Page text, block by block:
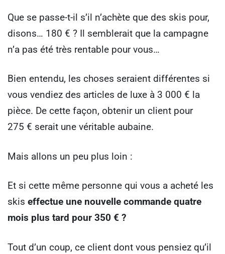
Que se passe-t-il s’il n’achète que des skis pour,
disons… 180 € ? Il semblerait que la campagne
n’a pas été très rentable pour vous…
Bien entendu, les choses seraient différentes si
vous vendiez des articles de luxe à 3 000 € la
pièce. De cette façon, obtenir un client pour
275 € serait une véritable aubaine.
Mais allons un peu plus loin :
Et si cette même personne qui vous a acheté les
skis effectue une nouvelle commande quatre
mois plus tard pour 350 € ?
Tout d’un coup, ce client dont vous pensiez qu’il